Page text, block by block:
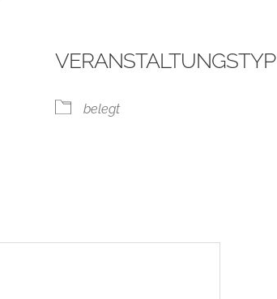
VERANSTALTUNGSTYP
belegt